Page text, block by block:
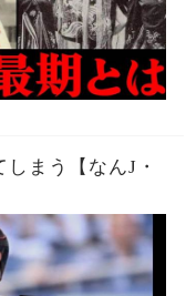
まう【なんJ・